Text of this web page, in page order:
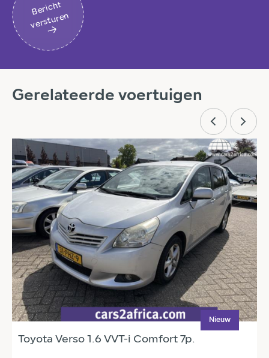
B
eri
c
ht
v
erst
ur
en
Gerelateerde voertuigen
Nieuw
Toyota Verso 1.6 VVT-i Comfort 7p.